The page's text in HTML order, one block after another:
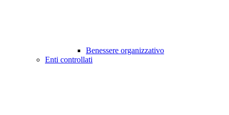
Benessere organizzativo
Enti controllati